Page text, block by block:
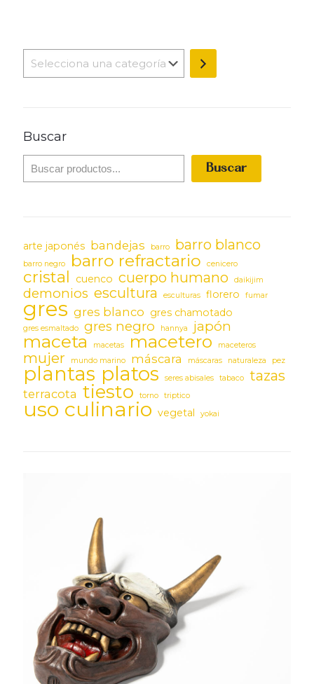
Selecciona
una
Buscar
Buscar
arte japonés bandejas barro barro blanco
barro negro barro refractario cenicero
cristal cuenco cuerpo humano daikijim
demonios escultura esculturas florero fumar
gres gres blanco gres chamotado
gres esmaltado gres negro hannya japón
maceta macetas macetero maceteros
mujer mundo marino máscara máscaras naturaleza pez
plantas platos seres abisales tabaco tazas
terracota tiesto torno triptico
uso culinario vegetal yokai